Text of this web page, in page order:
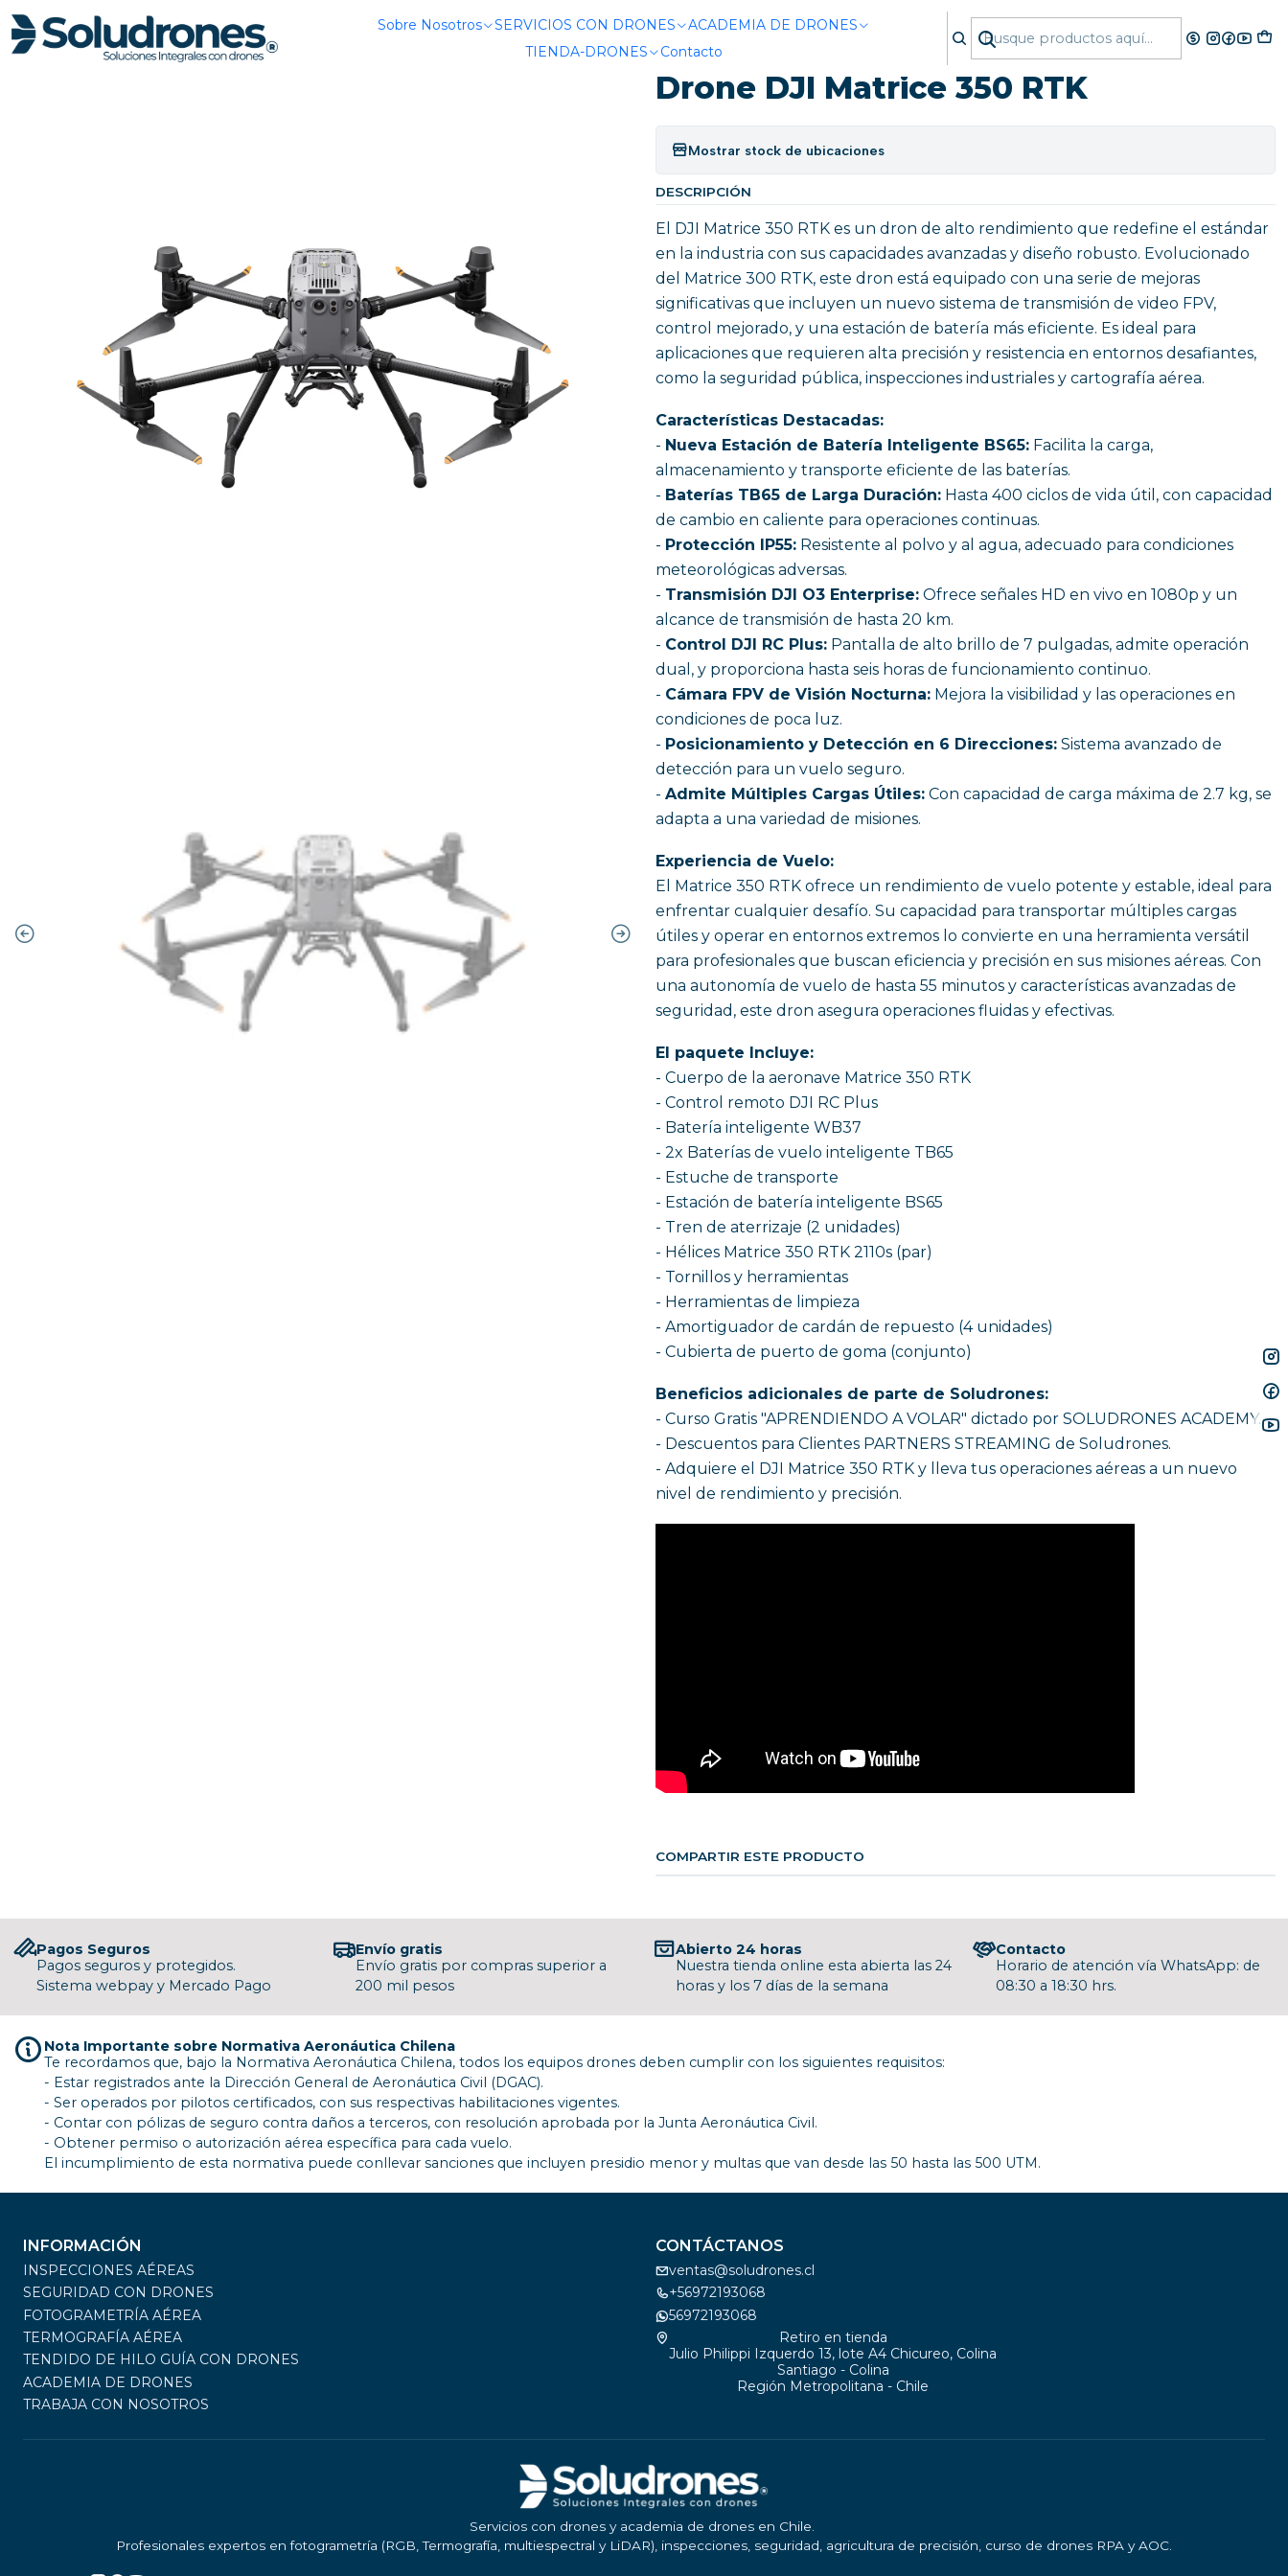
Sobre Nosotros SERVICIOS CON DRONES
ACADEMIA DE DRONES
TIENDA-DRONES
Contacto
TIENDA SOLUDRONES Drones Drones Industriales Drone DJI Matrice 350 RTK
Drone DJI Matrice 350 RTK
Mostrar stock de ubicaciones
DESCRIPCIÓN
El DJI Matrice 350 RTK es un dron de alto rendimiento que redefine el estándar
en la industria con sus capacidades avanzadas y diseño robusto. Evolucionado
del Matrice 300 RTK, este dron está equipado con una serie de mejoras
significativas que incluyen un nuevo sistema de transmisión de video FPV,
control mejorado, y una estación de batería más eficiente. Es ideal para
aplicaciones que requieren alta precisión y resistencia en entornos desafiantes,
como la seguridad pública, inspecciones industriales y cartografía aérea.
Características Destacadas:
- Nueva Estación de Batería Inteligente BS65: Facilita la carga,
almacenamiento y transporte eficiente de las baterías.
- Baterías TB65 de Larga Duración: Hasta 400 ciclos de vida útil, con capacidad
de cambio en caliente para operaciones continuas.
- Protección IP55: Resistente al polvo y al agua, adecuado para condiciones
meteorológicas adversas.
- Transmisión DJI O3 Enterprise: Ofrece señales HD en vivo en 1080p y un
alcance de transmisión de hasta 20 km.
- Control DJI RC Plus: Pantalla de alto brillo de 7 pulgadas, admite operación
dual, y proporciona hasta seis horas de funcionamiento continuo.
- Cámara FPV de Visión Nocturna: Mejora la visibilidad y las operaciones en
condiciones de poca luz.
- Posicionamiento y Detección en 6 Direcciones: Sistema avanzado de
detección para un vuelo seguro.
- Admite Múltiples Cargas Útiles: Con capacidad de carga máxima de 2.7 kg, se
adapta a una variedad de misiones.
Experiencia de Vuelo:
El Matrice 350 RTK ofrece un rendimiento de vuelo potente y estable, ideal para
enfrentar cualquier desafío. Su capacidad para transportar múltiples cargas
útiles y operar en entornos extremos lo convierte en una herramienta versátil
para profesionales que buscan eficiencia y precisión en sus misiones aéreas. Con
una autonomía de vuelo de hasta 55 minutos y características avanzadas de
seguridad, este dron asegura operaciones fluidas y efectivas.
El paquete Incluye:
- Cuerpo de la aeronave Matrice 350 RTK
- Control remoto DJI RC Plus
- Batería inteligente WB37
- 2x Baterías de vuelo inteligente TB65
- Estuche de transporte
- Estación de batería inteligente BS65
- Tren de aterrizaje (2 unidades)
- Hélices Matrice 350 RTK 2110s (par)
- Tornillos y herramientas
- Herramientas de limpieza
- Amortiguador de cardán de repuesto (4 unidades)
- Cubierta de puerto de goma (conjunto)
Beneficios adicionales de parte de Soludrones:
- Curso Gratis "APRENDIENDO A VOLAR" dictado por SOLUDRONES ACADEMY.
- Descuentos para Clientes PARTNERS STREAMING de Soludrones.
- Adquiere el DJI Matrice 350 RTK y lleva tus operaciones aéreas a un nuevo
nivel de rendimiento y precisión.
COMPARTIR ESTE PRODUCTO
Pagos Seguros
Pagos seguros y protegidos.
Sistema webpay y Mercado Pago
Envío gratis
Envío gratis por compras superior a
200 mil pesos
Abierto 24 horas
Nuestra tienda online esta abierta las 24
horas y los 7 días de la semana
Contacto
Horario de atención vía WhatsApp: de
08:30 a 18:30 hrs.
Nota Importante sobre Normativa Aeronáutica Chilena
Te recordamos que, bajo la Normativa Aeronáutica Chilena, todos los equipos drones deben cumplir con los siguientes requisitos:
- Estar registrados ante la Dirección General de Aeronáutica Civil (DGAC).
- Ser operados por pilotos certificados, con sus respectivas habilitaciones vigentes.
- Contar con pólizas de seguro contra daños a terceros, con resolución aprobada por la Junta Aeronáutica Civil.
- Obtener permiso o autorización aérea específica para cada vuelo.
El incumplimiento de esta normativa puede conllevar sanciones que incluyen presidio menor y multas que van desde las 50 hasta las 500 UTM.
INFORMACIÓN
INSPECCIONES AÉREAS
SEGURIDAD CON DRONES
FOTOGRAMETRÍA AÉREA
TERMOGRAFÍA AÉREA
TENDIDO DE HILO GUÍA CON DRONES
ACADEMIA DE DRONES
TRABAJA CON NOSOTROS
CONTÁCTANOS
ventas@soludrones.cl
+56972193068
56972193068
Retiro en tienda
Julio Philippi Izquerdo 13, lote A4 Chicureo, Colina
Santiago - Colina
Región Metropolitana - Chile
Servicios con drones y academia de drones en Chile.
Profesionales expertos en fotogrametría (RGB, Termografía, multiespectral y LiDAR), inspecciones, seguridad, agricultura de precisión, curso de drones RPA y AOC.